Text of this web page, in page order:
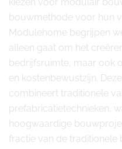
kiezen voor modulair
bouwmethode voor hun
Modulehome begrijpen
alleen gaat om het
bedrijfsruimte, maar ook
en kostenbewustzijn.
combineert traditionele
prefabricatietechnieken,
hoogwaardige
fractie van de traditionele